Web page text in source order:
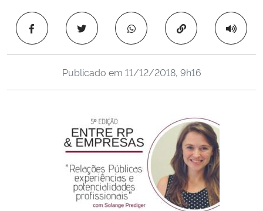
Ministério da Cidadania
Ministério da Ciência, Tecnologia, Inovações e Comunicações
Copiar para área
Publicado em 11/12/2018, 9h16